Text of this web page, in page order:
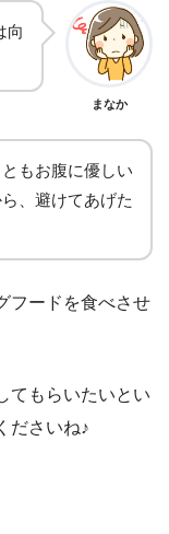
向
まなか
もお腹に優しい
、避けてあげた
フードを食べさせ
てもらいたいとい
ださいね♪